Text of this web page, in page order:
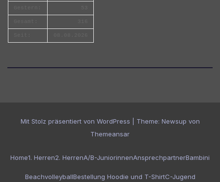
Mit Stolz präsentiert von WordPress Theme: Newsup von
Themeansar
Home1. Herren2. HerrenA/B-JuniorinnenAnsprechpartnerBambini
BeachvolleyballBestellung Hoodie und T-ShirtC-Jugend